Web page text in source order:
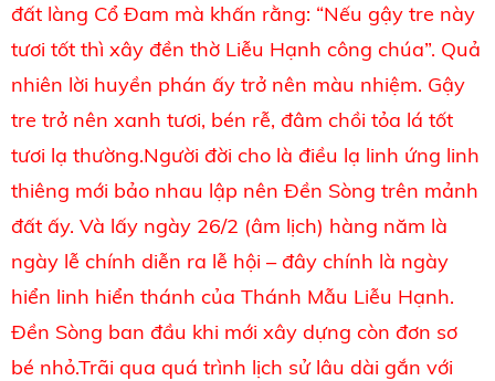
đất làng Cổ Đam mà khấn rằng: “Nếu gậy tre này
tươi tốt thì xây đền thờ Liễu Hạnh công chúa”. Quả
nhiên lời huyền phán ấy trở nên màu nhiệm. Gậy
tre trở nên xanh tươi, bén rễ, đâm chồi tỏa lá tốt
tươi lạ thường.Người đời cho là điều lạ linh ứng linh
thiêng mới bảo nhau lập nên Đền Sòng trên mảnh
đất ấy. Và lấy ngày 26/2 (âm lịch) hàng năm là
ngày lễ chính diễn ra lễ hội – đây chính là ngày
hiển linh hiển thánh của Thánh Mẫu Liễu Hạnh.
Đền Sòng ban đầu khi mới xây dựng còn đơn sơ
bé nhỏ.Trãi qua quá trình lịch sử lâu dài gắn với